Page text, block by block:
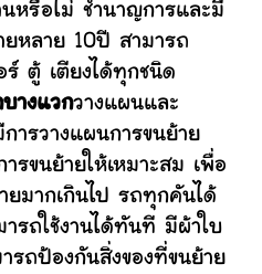
หรือไม่ ชำนาญการและมี
ยหลาย 10ปี สามารถ
ตู้ เตียงได้ทุกชนิด
างแวกวางแผนและ
ารวางแผนการขนย้าย
รขนย้ายให้เหมาะสม เพื่อ
ายมากเกินไป รถทุกคันได้
รถใช้งานได้ทันที มีผ้าใบ
ถป้องกันสิ่งของที่ขนย้าย